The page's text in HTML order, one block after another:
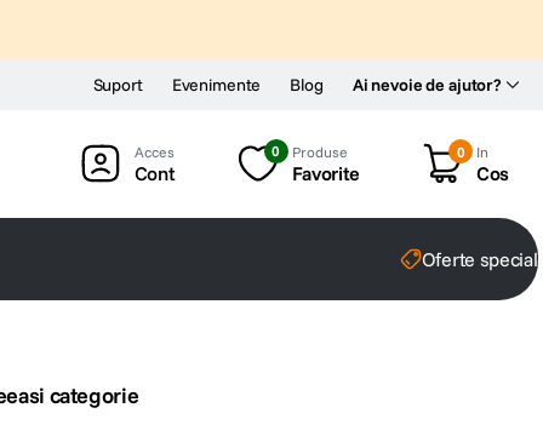
Ai nevoie de ajutor?
Suport Evenimente Blog
Cont
0 Produse
Favorite
0 In
Cos
Oferte
categorie